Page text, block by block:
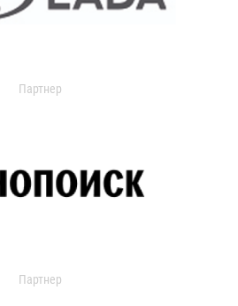
Партнер
Партнер